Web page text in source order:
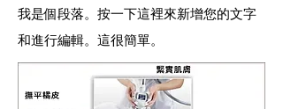
我是個段落。按一下這裡來新增您的文字
和進行編輯。這很簡單。